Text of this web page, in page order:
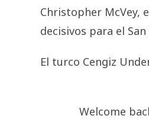
Christopher McVey,
decisivos para el
El turco Cengiz
Welcome